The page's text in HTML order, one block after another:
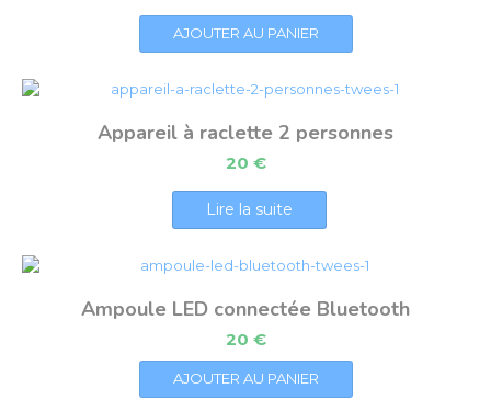
AJOUTER AU PANIER
Appareil à raclette 2 personnes
20 €
Lire la suite
Ampoule LED connectée Bluetooth
20 €
AJOUTER AU PANIER